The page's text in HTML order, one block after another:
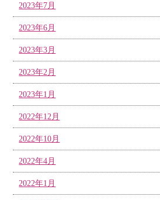
2023年7月
2023年6月
2023年3月
2023年2月
2023年1月
2022年12月
2022年10月
2022年4月
2022年1月